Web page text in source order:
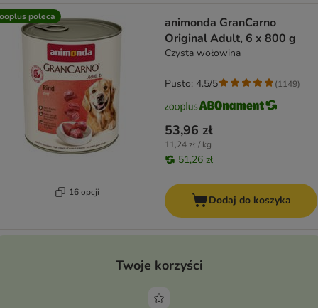
poleca
16 opcji
animonda GranCarno
Original Adult, 6 x 800 g
Czysta wołowina
53,96 zł
11,24 zł / kg
51,26 zł
Pusto: 4.5/5 (1149)
Dodaj do koszyka
Twoje korzyści